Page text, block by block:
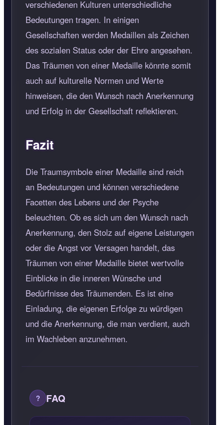
verschiedenen Kulturen unterschiedliche
Bedeutungen tragen. In einigen
Gesellschaften werden Medaillen als Zeichen
des sozialen Status oder der Ehre angesehen.
Das Träumen von einer Medaille könnte somit
auch auf kulturelle Normen und Werte
hinweisen, die den Wunsch nach Anerkennung
und Erfolg in der Gesellschaft reflektieren.
Fazit
Die Traumsymbole einer Medaille sind reich
an Bedeutungen und können verschiedene
Facetten des Lebens und der Psyche
beleuchten. Ob es sich um den Wunsch nach
Anerkennung, den Stolz auf eigene Leistungen
oder die Angst vor Versagen handelt, das
Träumen von einer Medaille bietet wertvolle
Einblicke in die inneren Wünsche und
Bedürfnisse des Träumenden. Es ist eine
Einladung, die eigenen Erfolge zu würdigen
und die Anerkennung, die man verdient, auch
im Wachleben anzunehmen.
FAQ